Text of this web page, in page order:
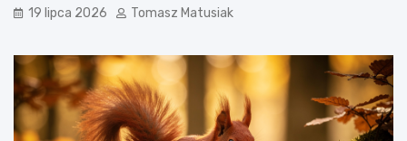
19 lipca 2026 Tomasz Matusiak